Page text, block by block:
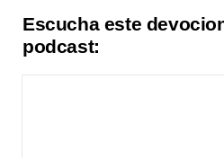
Escucha este
podcast: